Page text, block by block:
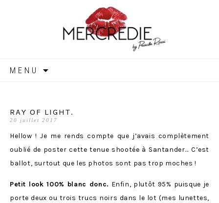
MERCREDIE
MENU
RAY OF LIGHT.
20 juillet 2017
Hellow ! Je me rends compte que j’avais complètement
oublié de poster cette tenue shootée à Santander… C’est
ballot, surtout que les photos sont pas trop moches !
Petit look 100% blanc donc. Enfin, plutôt 95% puisque je
porte deux ou trois trucs noirs dans le lot (mes lunettes,